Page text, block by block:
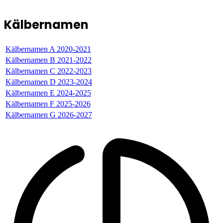
Kälbernamen
Kälbernamen A 2020-2021
Kälbernamen B 2021-2022
Kälbernamen C 2022-2023
Kälbernamen D 2023-2024
Kälbernamen E 2024-2025
Kälbernamen F 2025-2026
Kälbernamen G 2026-2027